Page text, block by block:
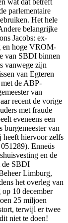
parlementaire
Het hele
belangrijke
Jacobs: ex-
en hoge VROM-
van SBDI binnen
vanwege zijn
van Egteren
de ABP-
van
recent de vorige
met fraude
eveneens een
burgemeester van
heeft hiervoor zelfs
Enneüs
en de
de SBDI
Limburg,
het overleg van
10 december
25 miljoen
terwijl er twee
niet te doen!